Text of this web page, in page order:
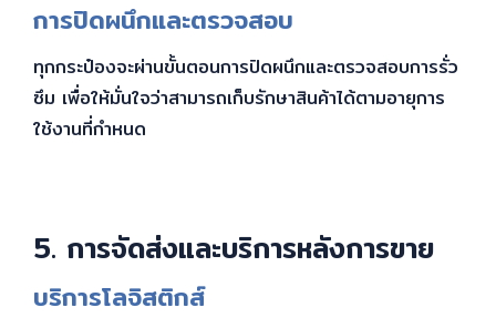
การปิดผนึกและตรวจสอบ
ทุกกระป๋องจะผ่านขั้นตอนการปิดผนึกและตรวจสอบการรั่ว
ซึม เพื่อให้มั่นใจว่าสามารถเก็บรักษาสินค้าได้ตามอายุการ
ใช้งานที่กำหนด
5. การจัดส่งและบริการหลังการขาย
บริการโลจิสติกส์